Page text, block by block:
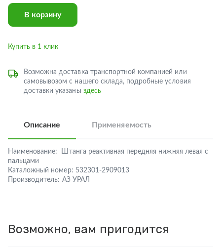
В корзину
Купить в 1 клик
Возможна доставка транспортной компанией или
самовывозом с нашего склада, подробные условия
доставки указаны здесь
Описание Применяемость
Наименование:
Штанга реактивная передняя нижняя левая с
пальцами
Каталожный номер: 532301-2909013
Производитель: АЗ УРАЛ
Возможно, вам пригодится